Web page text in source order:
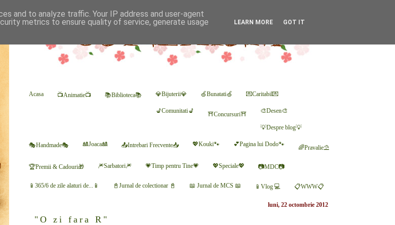
Acasa 📺Animatie📺 📚Biblioteca📚 💎Bijuterii💎 🍏Bunatati🍏 💌Caritabil💌
💺Comunitati💺 ⛩Concursuri⛩ 🎨Desen🎨
💡Despre blog💡
🎭Handmade🎭 🎎Joaca🎎 📤Intrebari Frecvente📥 💖Kouki🐾 💕Pagina lui Dodo🐾 🌈Pravalie⛱
🏆Premii & Cadouri🎁 🎆Sarbatori🎆 💗Timp pentru Tine💗 💖Speciale💖 📷MDC📷
📱365/6 de zile alaturi de...📱 📓Jurnal de colectionar 📓 📖 Jurnal de MCS 📖 📱Vlog 💻 📋WWW📋
luni, 22 octombrie 2012
"O zi fara R"
and to analyze traffic. Your IP address and user-agent
metrics to ensure quality of service, generate usage
LEARN MORE GOT IT